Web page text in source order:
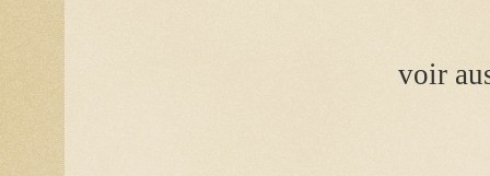
voir